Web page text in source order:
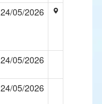
24/05/2026
24/05/2026
24/05/2026